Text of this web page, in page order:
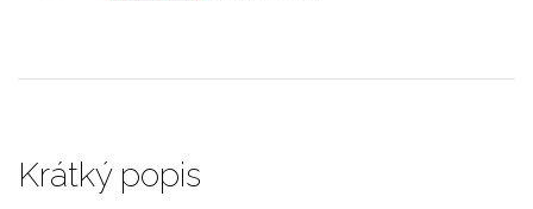
Krátký popis